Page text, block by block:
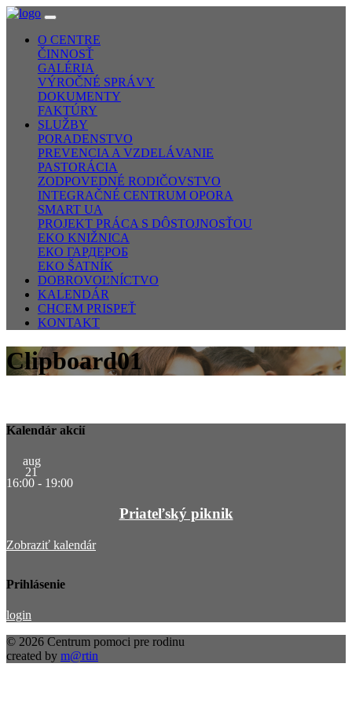
O CENTRE
ČINNOSŤ
GALÉRIA
VÝROČNÉ SPRÁVY
DOKUMENTY
FAKTÚRY
SLUŽBY
PORADENSTVO
PREVENCIA A VZDELÁVANIE
PASTORÁCIA
ZODPOVEDNÉ RODIČOVSTVO
INTEGRAČNÉ CENTRUM OPORA
SMART UA
PROJEKT PRÁCA S DÔSTOJNOSŤOU
EKO KNIŽNICA
ЕКО ГАРДЕРОБ
EKO ŠATNÍK
DOBROVOĽNÍCTVO
KALENDÁR
CHCEM PRISPEŤ
KONTAKT
Clipboard01
Kalendár akcií
aug
21
16:00 - 19:00
Priateľský piknik
Zobraziť kalendár
Prihlásenie
login
© 2026 Centrum pomoci pre rodinu
created by m@rtin